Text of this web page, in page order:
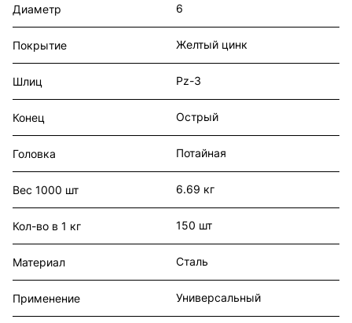
Диаметр 6
Покрытие Желтый цинк
Шлиц Pz-3
Конец Острый
Головка Потайная
Вес 1000 шт 6.69 кг
Кол-во в 1 кг 150 шт
Материал Сталь
Применение Универсальный